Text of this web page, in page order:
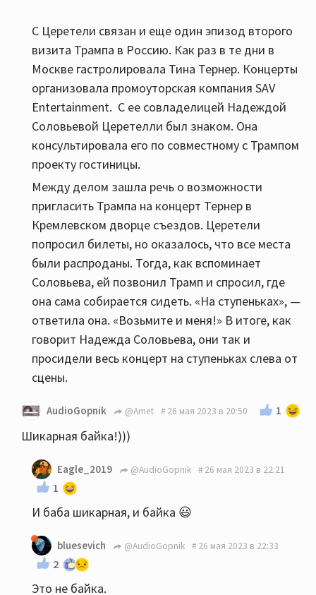
С Церетели связан и еще один эпизод второго
визита Трампа в Россию. Как раз в те дни в
Москве гастролировала Тина Тернер. Концерты
организовала промоуторская компания SAV
Entertainment. С ее совладелицей Надеждой
Соловьевой Церетелли был знаком. Она
консультировала его по совместному с Трампом
проекту гостиницы.
Между делом зашла речь о возможности
пригласить Трампа на концерт Тернер в
Кремлевском дворце съездов. Церетели
попросил билеты, но оказалось, что все места
были распроданы. Тогда, как вспоминает
Соловьева, ей позвонил Трамп и спросил, где
она сама собирается сидеть. «На ступеньках», —
ответила она. «Возьмите и меня!» В итоге, как
говорит Надежда Соловьева, они так и
просидели весь концерт на ступеньках слева от
сцены.
AudioGopnik @Amet 26 мая 2023 в 20:50 1
Шикарная байка!)))
Eagle_2019 @AudioGopnik 26 мая 2023 в 22:21
1
И баба шикарная, и байка 😃
bluesevich @AudioGopnik 26 мая 2023 в 22:33
2
Это не байка.